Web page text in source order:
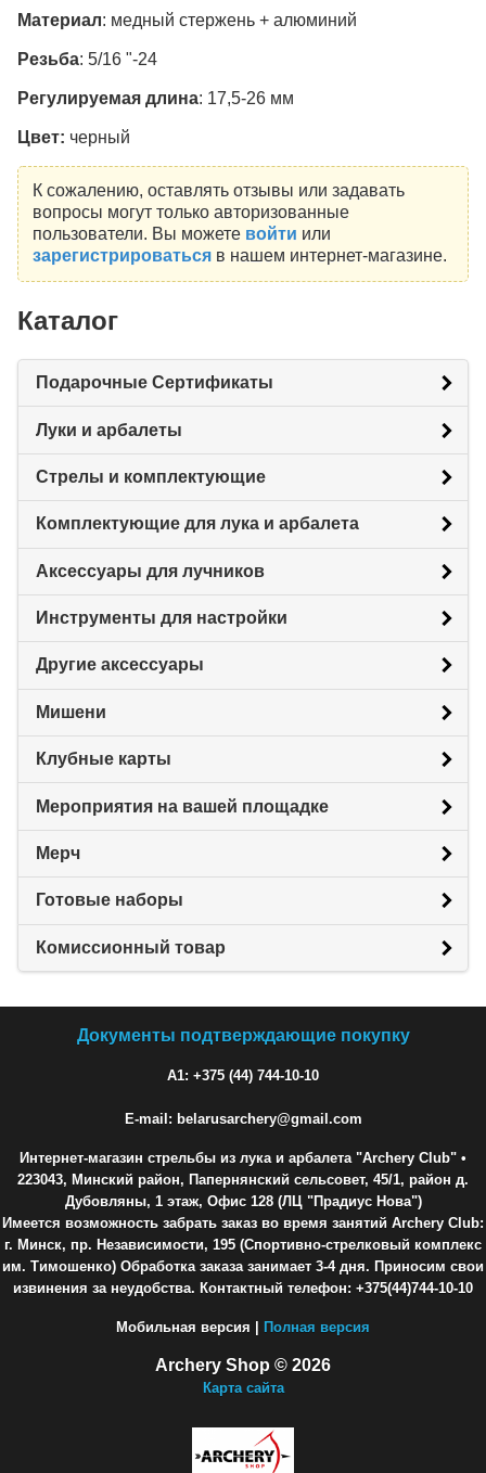
Материал: медный стержень + алюминий
Резьба: 5/16 "-24
Регулируемая длина: 17,5-26 мм
Цвет: черный
К сожалению, оставлять отзывы или задавать
вопросы могут только авторизованные
пользователи. Вы можете войти или
зарегистрироватьсяв нашем интернет-магазине.
Каталог
Подарочные Сертификаты
Луки и арбалеты
Стрелы и комплектующие
Комплектующие для лука и арбалета
Аксессуары для лучников
Инструменты для настройки
Другие аксессуары
Мишени
Клубные карты
Мероприятия на вашей площадке
Мерч
Готовые наборы
Комиссионный товар
Документы подтверждающие покупку
A1: +375 (44) 744-10-10
E-mail: belarusarchery@gmail.com
Интернет-магазин стрельбы из лука и арбалета "Archery Club" •
223043, Минский район, Папернянский сельсовет, 45/1, район д.
Дубовляны, 1 этаж, Офис 128 (ЛЦ "Прадиус Нова")
Имеется возможность забрать заказ во время занятий Archery Club:
г. Минск, пр. Независимости, 195 (Спортивно-стрелковый комплекс
им. Тимошенко) Обработка заказа занимает 3-4 дня. Приносим свои
извинения за неудобства. Контактный телефон: +375(44)744-10-10
Мобильная версия | Полная версия
Archery Shop © 2026
Карта сайта